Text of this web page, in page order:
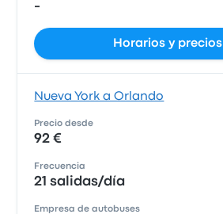
-
Horarios y precios
Nueva York a Orlando
Precio desde
92 €
Frecuencia
21 salidas/día
Empresa de autobuses